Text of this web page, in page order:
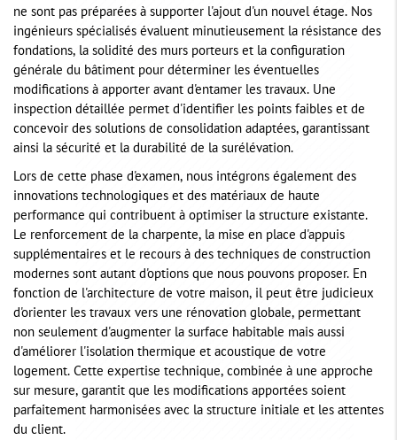
ne sont pas préparées à supporter l'ajout d'un nouvel étage. Nos
ingénieurs spécialisés évaluent minutieusement la résistance des
fondations, la solidité des murs porteurs et la configuration
générale du bâtiment pour déterminer les éventuelles
modifications à apporter avant d'entamer les travaux. Une
inspection détaillée permet d'identifier les points faibles et de
concevoir des solutions de consolidation adaptées, garantissant
ainsi la sécurité et la durabilité de la surélévation.
Lors de cette phase d'examen, nous intégrons également des
innovations technologiques et des matériaux de haute
performance qui contribuent à optimiser la structure existante.
Le renforcement de la charpente, la mise en place d'appuis
supplémentaires et le recours à des techniques de construction
modernes sont autant d'options que nous pouvons proposer. En
fonction de l'architecture de votre maison, il peut être judicieux
d'orienter les travaux vers une rénovation globale, permettant
non seulement d'augmenter la surface habitable mais aussi
d'améliorer l'isolation thermique et acoustique de votre
logement. Cette expertise technique, combinée à une approche
sur mesure, garantit que les modifications apportées soient
parfaitement harmonisées avec la structure initiale et les attentes
du client.